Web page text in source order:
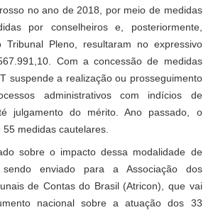
no ano de 2018, por meio de medidas
por conselheiros e, posteriormente,
Tribunal Pleno, resultaram no expressivo
Com a concessão de medidas
suspende a realização ou prosseguimento
administrativos com indícios de
julgamento do mérito. Ano passado, o
medidas cautelares.
sobre o impacto dessa modalidade de
sendo enviado para a Associação dos
de Contas do Brasil (Atricon), que vai
nacional sobre a atuação dos 33